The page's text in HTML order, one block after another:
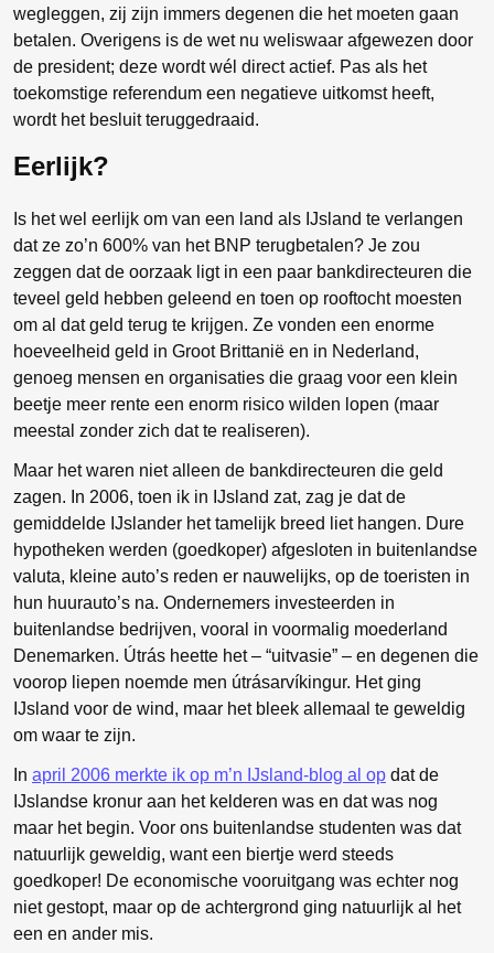
wegleggen, zij zijn immers degenen die het moeten gaan
betalen. Overigens is de wet nu weliswaar afgewezen door
de president; deze wordt wél direct actief. Pas als het
toekomstige referendum een negatieve uitkomst heeft,
wordt het besluit teruggedraaid.
Eerlijk?
Is het wel eerlijk om van een land als IJsland te verlangen
dat ze zo’n 600% van het BNP terugbetalen? Je zou
zeggen dat de oorzaak ligt in een paar bankdirecteuren die
teveel geld hebben geleend en toen op rooftocht moesten
om al dat geld terug te krijgen. Ze vonden een enorme
hoeveelheid geld in Groot Brittanië en in Nederland,
genoeg mensen en organisaties die graag voor een klein
beetje meer rente een enorm risico wilden lopen (maar
meestal zonder zich dat te realiseren).
Maar het waren niet alleen de bankdirecteuren die geld
zagen. In 2006, toen ik in IJsland zat, zag je dat de
gemiddelde IJslander het tamelijk breed liet hangen. Dure
hypotheken werden (goedkoper) afgesloten in buitenlandse
valuta, kleine auto’s reden er nauwelijks, op de toeristen in
hun huurauto’s na. Ondernemers investeerden in
buitenlandse bedrijven, vooral in voormalig moederland
Denemarken. Útrás heette het – “uitvasie” – en degenen die
voorop liepen noemde men útrásarvíkingur. Het ging
IJsland voor de wind, maar het bleek allemaal te geweldig
om waar te zijn.
In april 2006 merkte ik op m’n IJsland-blog al op dat de
IJslandse kronur aan het kelderen was en dat was nog
maar het begin. Voor ons buitenlandse studenten was dat
natuurlijk geweldig, want een biertje werd steeds
goedkoper! De economische vooruitgang was echter nog
niet gestopt, maar op de achtergrond ging natuurlijk al het
een en ander mis.